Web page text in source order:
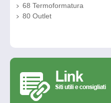
68 Termoformatura
80 Outlet